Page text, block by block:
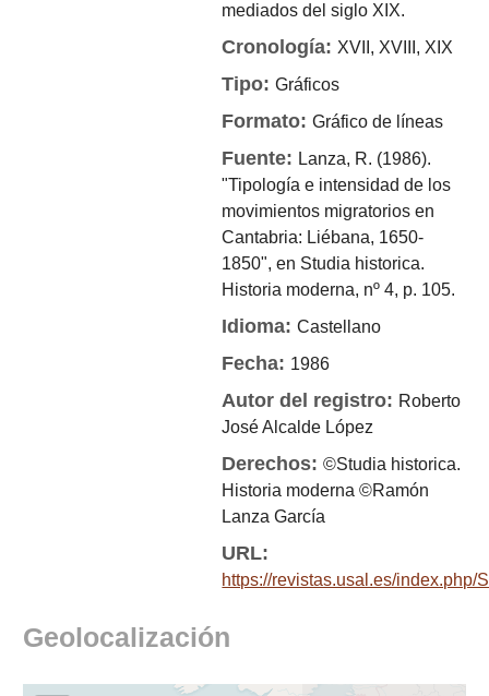
mediados del siglo XIX.
Cronología:XVII, XVIII, XIX
Tipo:Gráficos
Formato:Gráfico de líneas
Fuente: Lanza, R. (1986).
"Tipología e intensidad de los
movimientos migratorios en
Cantabria: Liébana, 1650-
1850", en Studia historica.
Historia moderna, nº 4, p. 105.
Idioma:Castellano
Fecha: 1986
Autor del registro: Roberto
José Alcalde López
Derechos:©Studia historica.
Historia moderna ©Ramón
Lanza García
URL:
https://revistas.usal.es/
Geolocalización